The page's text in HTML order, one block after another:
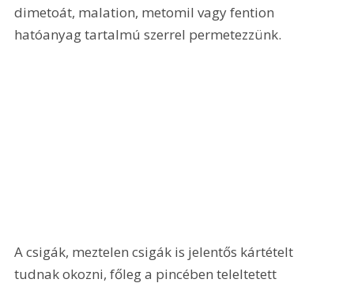
dimetoát, malation, metomil vagy fention
hatóanyag tartalmú szerrel permetezzünk.
A csigák, meztelen csigák is jelentős kártételt
tudnak okozni, főleg a pincében teleltetett